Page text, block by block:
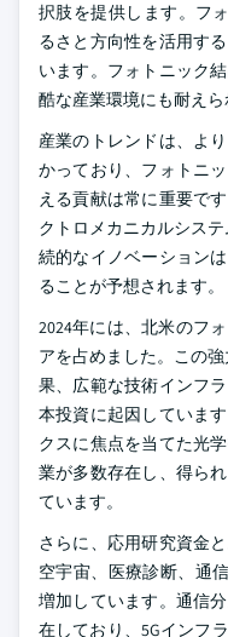
択肢を提供します。フ
るさと方向性を活用す
います。フォトニック
酷な産業環境にも耐えら
産業のトレンドは、よ
かっており、フォトニ
える貢献は常に重要で
クトロメカニカルシス
続的なイノベーション
ることが予想されます。
2024年には、北米のフ
アを占めました。この
果、広範な技術インフ
本投資に起因していま
クスに焦点を当てた光
業が多数存在し、得ら
ています。
さらに、応用研究資金
空宇宙、医療診断、通
増加しています。通信
在しており、5Gインフ